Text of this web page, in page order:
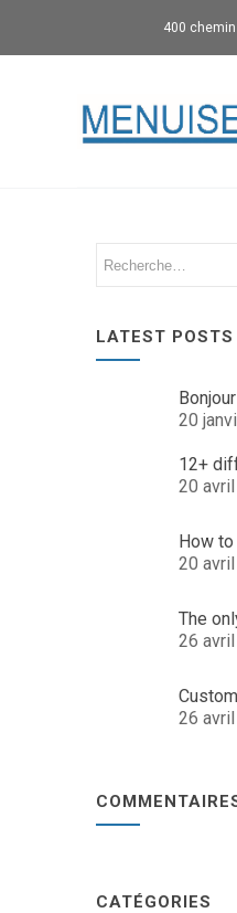
400 chemin
LATEST POSTS
20
12+
20
How
20
The
26
26
CATÉGORIES